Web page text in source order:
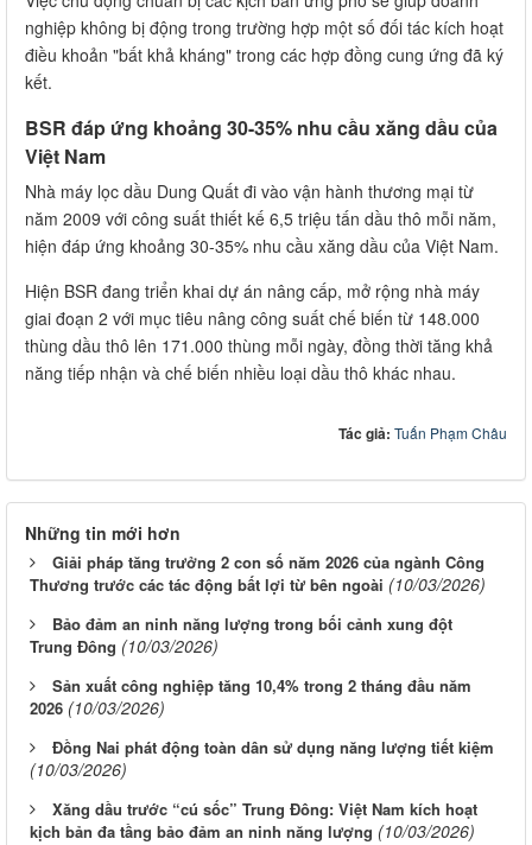
nghiệp không bị động trong trường hợp một số đối tác kích hoạt
điều khoản "bất khả kháng" trong các hợp đồng cung ứng đã ký
kết.
BSR đáp ứng khoảng 30-35% nhu cầu xăng dầu của
Việt Nam
Nhà máy lọc dầu Dung Quất đi vào vận hành thương mại từ
năm 2009 với công suất thiết kế 6,5 triệu tấn dầu thô mỗi năm,
hiện đáp ứng khoảng 30-35% nhu cầu xăng dầu của Việt Nam.
Hiện BSR đang triển khai dự án nâng cấp, mở rộng nhà máy
giai đoạn 2 với mục tiêu nâng công suất chế biến từ 148.000
thùng dầu thô lên 171.000 thùng mỗi ngày, đồng thời tăng khả
năng tiếp nhận và chế biến nhiều loại dầu thô khác nhau.
Tác giả: Tuấn Phạm Châu
Những tin mới hơn
Giải pháp tăng trưởng 2 con số năm 2026 của ngành Công
Thương trước các tác động bất lợi từ bên ngoài (10/03/2026)
Bảo đảm an ninh năng lượng trong bối cảnh xung đột
Trung Đông (10/03/2026)
Sản xuất công nghiệp tăng 10,4% trong 2 tháng đầu năm
2026 (10/03/2026)
Đồng Nai phát động toàn dân sử dụng năng lượng tiết kiệm
(10/03/2026)
Xăng dầu trước “cú sốc” Trung Đông: Việt Nam kích hoạt
kịch bản đa tầng bảo đảm an ninh năng lượng (10/03/2026)